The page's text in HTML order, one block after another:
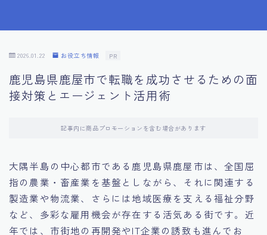
10.フィードバックを活用する方法
11.オンライン面接の成功への鍵
14.キャリアアップのための面接戦略
15.職場適応力をアピールする方法
2026.01.22 お役立ち情報 PR
鹿児島県鹿屋市で転職を成功させるための面
接対策とエージェント活用術
記事内に商品プロモーションを含む場合があります
大隅半島の中心都市である鹿児島県鹿屋市は、全国屈
指の農業・畜産業を基盤としながら、それに関連する
製造業や物流業、さらには地域医療を支える福祉分野
など、多彩な雇用機会が存在する活気ある街です。近
年では、市街地の再開発やIT企業の誘致も進んでお